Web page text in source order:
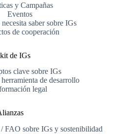
y Campañas
Eventos
saber sobre IGs
de cooperación
de IGs
clave sobre IGs
de desarrollo
legal
FAO sobre IGs y sostenibilidad